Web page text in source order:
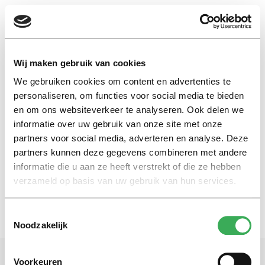
Wij maken gebruik van cookies
We gebruiken cookies om content en advertenties te
personaliseren, om functies voor social media te bieden
en om ons websiteverkeer te analyseren. Ook delen we
informatie over uw gebruik van onze site met onze
partners voor social media, adverteren en analyse. Deze
partners kunnen deze gegevens combineren met andere
informatie die u aan ze heeft verstrekt of die ze hebben
verzameld op basis van uw gebruik van hun services.
Noodzakelijk
Voorkeuren
EN
voorjaar
Eefje Wentelteefje
Lente
16 maart 2020